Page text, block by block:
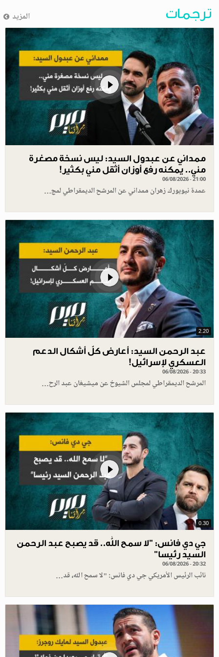
ترجمات المزيد
ممداني عن عبدول السيد: ليس نسخة مصغرة
مني.. يمكنه رفع أوزان أثقل مني بكثير!
06/08/2026 - 21:00
عمدة نيويورك زهران ممداني عن المرشح الديمقراطي لمج…
2.20
عبد الرحمن السيد: أعارض كلّ أشكال الدعم
العسكري لإسرائيل!
06/08/2026 - 20:33
المرشح الديمقراطي لمجلس الشيوخ عن ميشيغان عبد الرح…
0.30
جي دي فانس: ”لا سمح الله.. قد يصبح عبد الرحمن
السيد رئيسا”
06/08/2026 - 20:32
نائب الرئيس الأمريكي جي دي فانس: "لا سمح الله، قد…